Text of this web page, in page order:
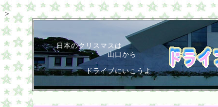
>
日本のクリスマスは
山口から
ドライブにいこうよ